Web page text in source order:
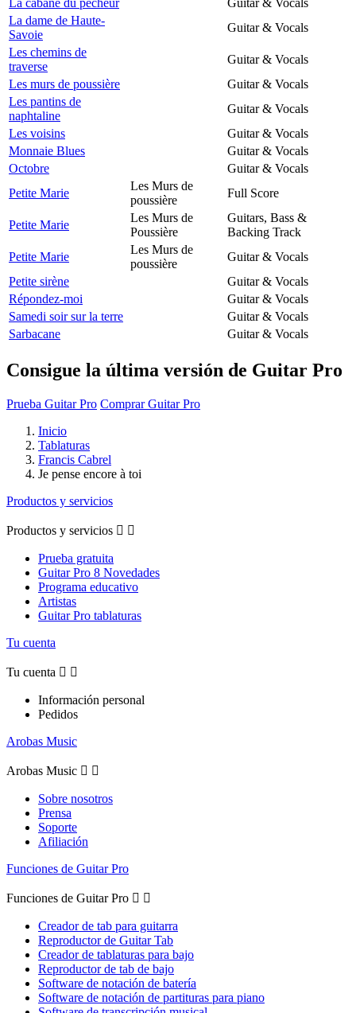
La cabane du pêcheur
Guitar & Vocals
La dame de Haute-
Savoie
Guitar & Vocals
Les chemins de
traverse
Guitar & Vocals
Les murs de poussière
Guitar & Vocals
Les pantins de
naphtaline
Guitar & Vocals
Les voisins
Guitar & Vocals
Monnaie Blues
Guitar & Vocals
Octobre
Guitar & Vocals
Petite Marie
Les Murs de
poussière
Full Score
Petite Marie
Les Murs de
Poussière
Guitars, Bass &
Backing Track
Petite Marie
Les Murs de
poussière
Guitar & Vocals
Petite sirène
Guitar & Vocals
Répondez-moi
Guitar & Vocals
Samedi soir sur la terre
Guitar & Vocals
Sarbacane
Guitar & Vocals
Consigue la última versión de Guitar Pro
Prueba Guitar Pro Comprar Guitar Pro
Inicio
Tablaturas
Francis Cabrel
Je pense encore à toi
Productos y servicios
Productos y servicios  
Prueba gratuita
Guitar Pro 8 Novedades
Programa educativo
Artistas
Guitar Pro tablaturas
Tu cuenta
Tu cuenta  
Información personal
Pedidos
Arobas Music
Arobas Music  
Sobre nosotros
Prensa
Soporte
Afiliación
Funciones de Guitar Pro
Funciones de Guitar Pro  
Creador de tab para guitarra
Reproductor de Guitar Tab
Creador de tablaturas para bajo
Reproductor de tab de bajo
Software de notación de batería
Software de notación de partituras para piano